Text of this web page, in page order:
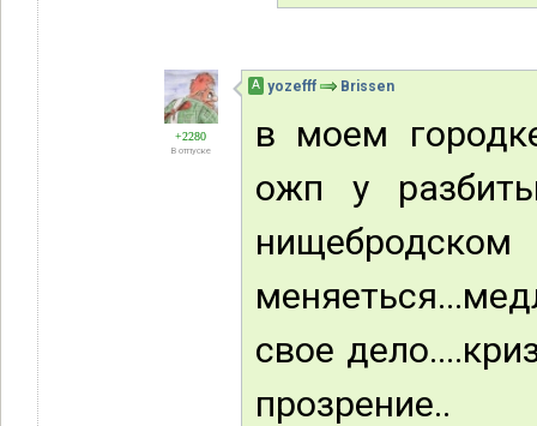
+2280
В отпуске
А yozefff Brissen
в моем
ожп у
свое
прозрение..